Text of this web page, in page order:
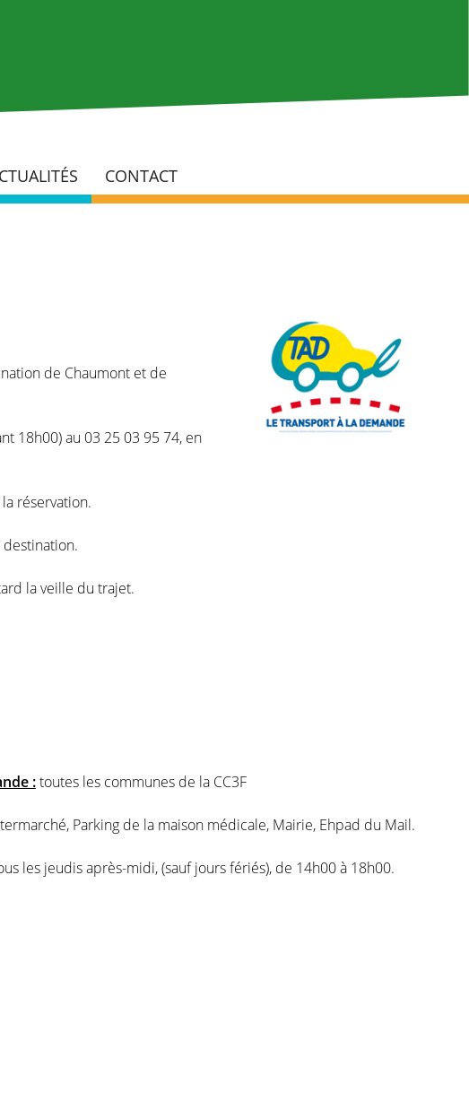
CONTACT
de Chaumont et de
18h00) au 03 25 03 95 74, en
réservation.
la veille du trajet.
:toutes les communes de la CC3F
Parking de la maison médicale, Mairie, Ehpad du Mail.
les jeudis après-midi, (sauf jours fériés), de 14h00 à 18h00.